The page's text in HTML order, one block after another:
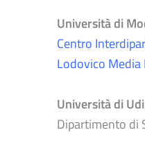
Università di
Centro
Lodovico Media
Università di
Dipartimento di